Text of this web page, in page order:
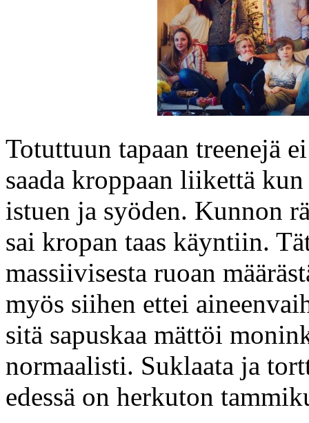
Totuttuun tapaan treenejä
saada kroppaan liikettä
istuen ja syöden. Kunnon
sai kropan taas käyntiin.
massiivisesta ruoan
myös siihen ettei
sitä sapuskaa mättöi
normaalisti. Suklaata ja
edessä on herkuton